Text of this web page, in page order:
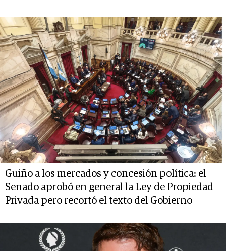
Guiño a los mercados y concesión política: el
Senado aprobó en general la Ley de Propiedad
Privada pero recortó el texto del Gobierno